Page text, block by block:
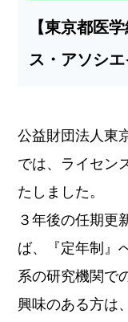
【東京都医
ス・アソシ
公益財団法人東
では、ライセン
たしました。
３年後の任期更
ば、『定年制』
系の研究機関で
興味のある方は